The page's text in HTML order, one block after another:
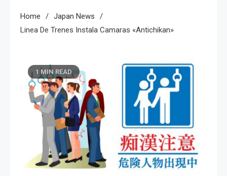
Home
Japan News
Linea De Trenes Instala Camaras «antichikan»
1 MIN READ